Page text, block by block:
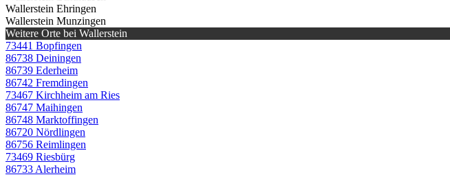
Wallerstein Ehringen
Wallerstein Munzingen
Weitere Orte bei Wallerstein
73441 Bopfingen
86738 Deiningen
86739 Ederheim
86742 Fremdingen
73467 Kirchheim am Ries
86747 Maihingen
86748 Marktoffingen
86720 Nördlingen
86756 Reimlingen
73469 Riesbürg
86733 Alerheim